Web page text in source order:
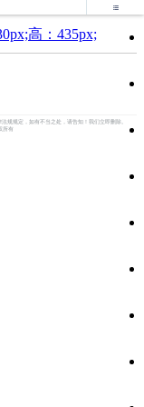

规规定，如有不当之处，请告知！我们立即删除。
所有